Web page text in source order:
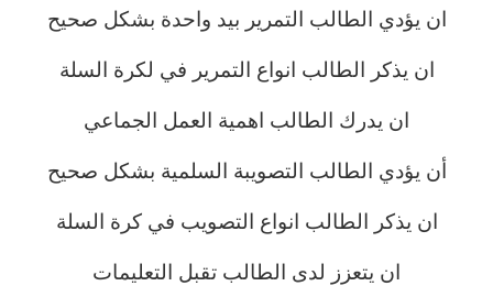
ان يؤدي الطالب التمرير بيد واحدة بشكل صحيح
ان يذكر الطالب انواع التمرير في لكرة السلة
ان يدرك الطالب اهمية العمل الجماعي
أن يؤدي الطالب التصويبة السلمية بشكل صحيح
ان يذكر الطالب انواع التصويب في كرة السلة
ان يتعزز لدى الطالب تقبل التعليمات